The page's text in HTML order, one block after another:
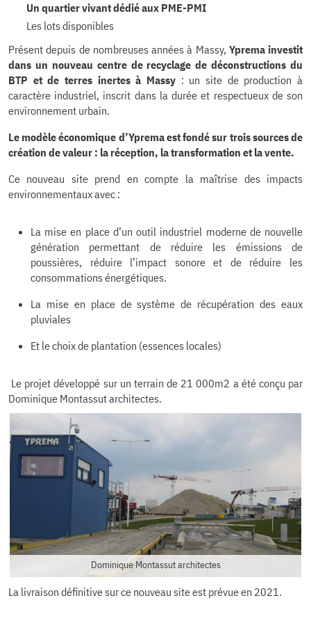
Un quartier vivant dédié aux PME-PMI
Les lots disponibles
Présent depuis de nombreuses années à Massy, Yprema investit
dans un nouveau centre de recyclage de déconstructions du
BTP et de terres inertes à Massy : un site de production à
caractère industriel, inscrit dans la durée et respectueux de son
environnement urbain.
Le modèle économique d’Yprema est fondé sur trois sources de
création de valeur : la réception, la transformation et la vente.
Ce nouveau site prend en compte la maîtrise des impacts
environnementaux avec :
La mise en place d’un outil industriel moderne de nouvelle
génération permettant de réduire les émissions de
poussières, réduire l’impact sonore et de réduire les
consommations énergétiques.
La mise en place de système de récupération des eaux
pluviales
Et le choix de plantation (essences locales)
Le projet développé sur un terrain de 21 000m2 a été conçu par
Dominique Montassut architectes.
Dominique Montassut architectes
La livraison définitive sur ce nouveau site est prévue en 2021.